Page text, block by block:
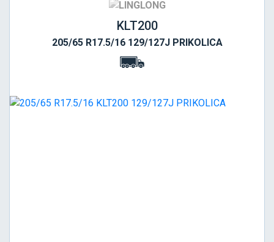
KLT200
205/65 R17.5/16 129/127J PRIKOLICA